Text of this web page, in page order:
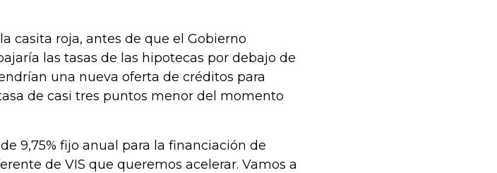
casita roja, antes de que el Gobierno
las tasas de las hipotecas por debajo de
una nueva oferta de créditos para
de casi tres puntos menor del momento
9,75% fijo anual para la financiación de
de VIS que queremos acelerar. Vamos a